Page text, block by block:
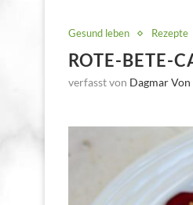
Gesund leben Rezepte
ROTE-BETE-
verfasst von Dagmar